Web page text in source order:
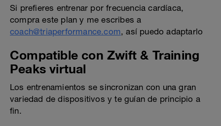
Si prefieres entrenar por frecuencia cardíaca,
compra este plan y me escribes a
coach@triaperformance.com, así puedo adaptarlo
Compatible con Zwift & Training
Peaks virtual
Los entrenamientos se sincronizan con una gran
variedad de dispositivos y te guían de principio a
fin.